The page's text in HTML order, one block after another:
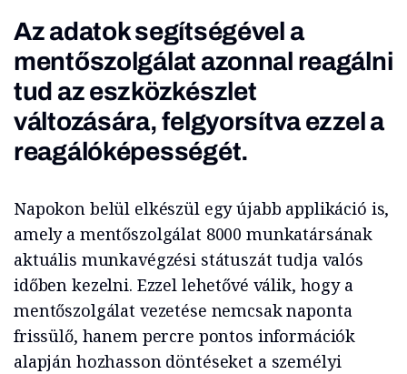
Az adatok segítségével a
mentőszolgálat azonnal reagálni
tud az eszközkészlet
változására, felgyorsítva ezzel a
reagálóképességét.
Napokon belül elkészül egy újabb applikáció is,
amely a mentőszolgálat 8000 munkatársának
aktuális munkavégzési státuszát tudja valós
időben kezelni. Ezzel lehetővé válik, hogy a
mentőszolgálat vezetése nemcsak naponta
frissülő, hanem percre pontos információk
alapján hozhasson döntéseket a személyi